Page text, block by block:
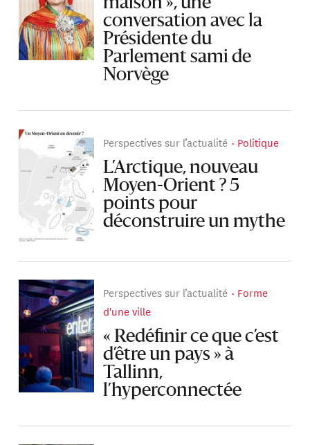
maison », une
conversation avec la
Présidente du
Parlement sami de
Norvège
Perspectives sur l’actualité Politique
L’Arctique, nouveau
Moyen-Orient ? 5
points pour
déconstruire un mythe
Perspectives sur l’actualité
Forme
d'une ville
« Redéfinir ce que c’est
d’être un pays » à
Tallinn,
l’hyperconnectée